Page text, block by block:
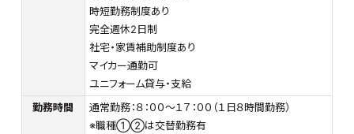
時短勤務制度あり
完全週休2日制
社宅・家賃補助制度あり
マイカー通勤可
ユニフォーム貸与・支給
勤務時間
通常勤務：８：００～１７：００（１日８時間勤務）
※職種①②は交替勤務有